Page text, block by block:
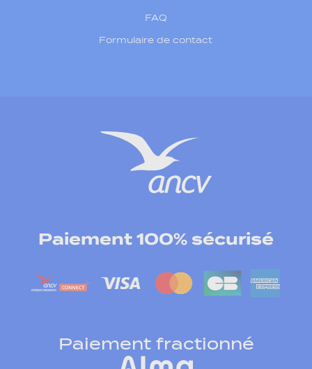
FAQ
Formulaire de contact
Paiement 100% sécurisé
Paiement fractionné